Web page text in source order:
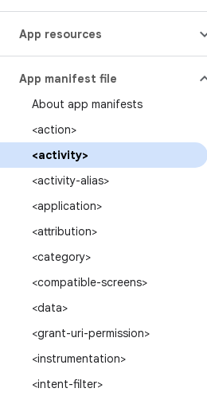
App resources
App manifest file
About app manifests
<action>
<activity>
<activity-alias>
<application>
<attribution>
<category>
<compatible-screens>
<data>
<grant-uri-permission>
<instrumentation>
<intent-filter>